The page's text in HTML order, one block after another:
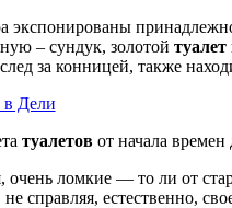
экспонированы
– сундук, золотой туалет
за конницей, также
туалетов от начала
очень ломкие — то ли от
справляя, естественно,